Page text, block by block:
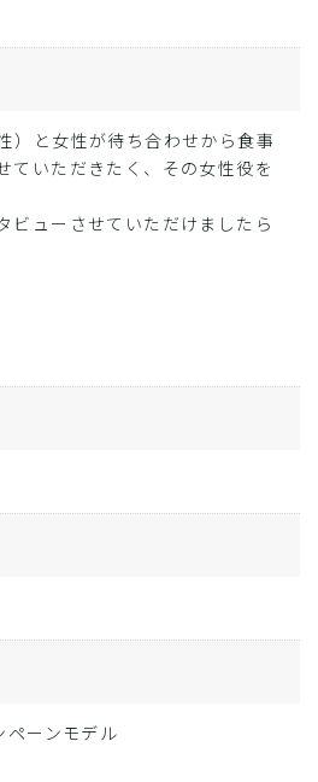
）と女性が待ち合わせから食事
ていただきたく、その女性役を
ビューさせていただけましたら
ペーンモデル